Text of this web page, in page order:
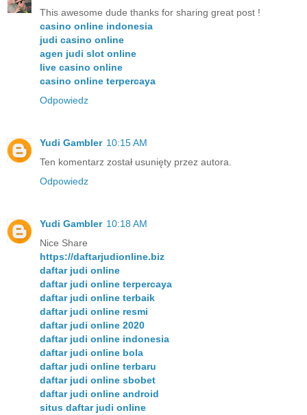
This awesome dude thanks for sharing great post !
casino online indonesia
judi casino online
agen judi slot online
live casino online
casino online terpercaya
Odpowiedz
Yudi Gambler 10:15 AM
Ten komentarz został usunięty przez autora.
Odpowiedz
Yudi Gambler 10:18 AM
Nice Share
https://daftarjudionline.biz
daftar judi online
daftar judi online terpercaya
daftar judi online terbaik
daftar judi online resmi
daftar judi online 2020
daftar judi online indonesia
daftar judi online bola
daftar judi online terbaru
daftar judi online sbobet
daftar judi online android
situs daftar judi online